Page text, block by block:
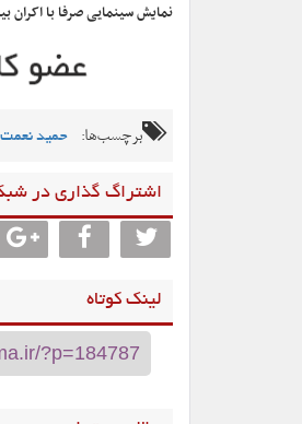
نمایش سینمایی صرفا با اکران
برچسب‌ها: حمید نعمت
اشتراگ گذاری در
لینک کوتاه